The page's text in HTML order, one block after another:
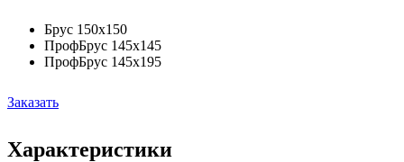
Брус 150х150
ПрофБрус 145х145
ПрофБрус 145х195
Заказать
Характеристики